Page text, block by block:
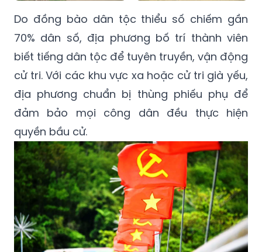
Do đồng bào dân tộc thiểu số chiếm gần
70% dân số, địa phương bố trí thành viên
biết tiếng dân tộc để tuyên truyền, vận động
cử tri. Với các khu vực xa hoặc cử tri già yếu,
địa phương chuẩn bị thùng phiếu phụ để
đảm bảo mọi công dân đều thực hiện
quyền bầu cử.